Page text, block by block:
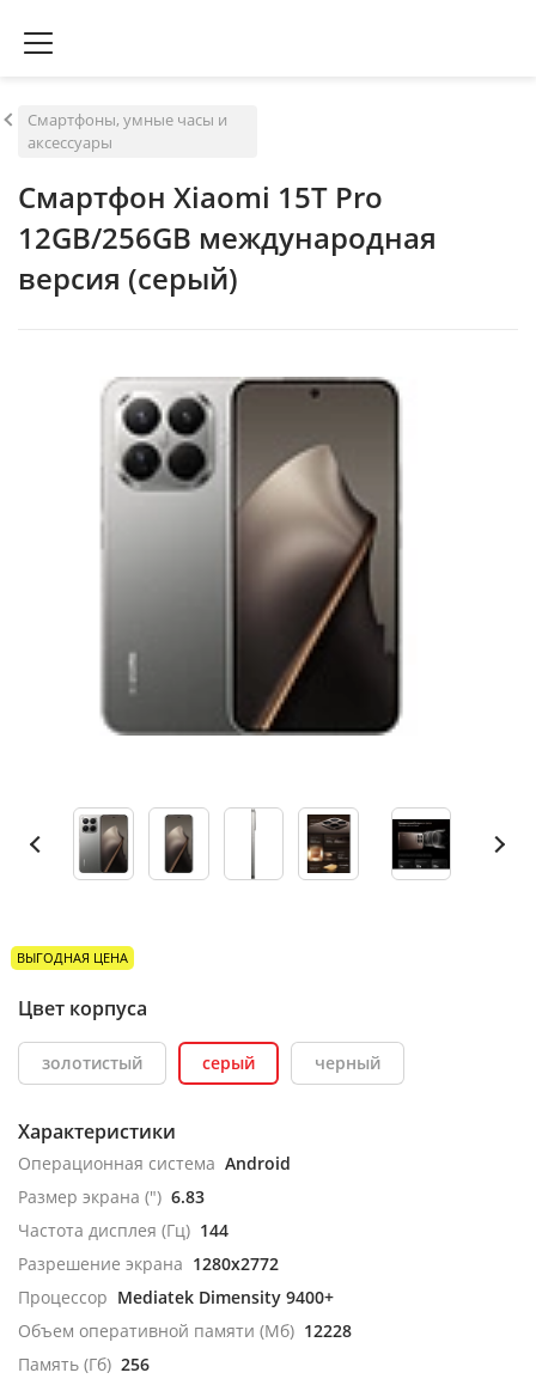
Смартфоны, умные часы и
аксессуары
Смартфон Xiaomi 15T Pro
12GB/256GB международная
версия (серый)
ВЫГОДНАЯ ЦЕНА
Цвет корпуса
золотистый серый черный
Характеристики
Операционная система Android
Размер экрана (") 6.83
Частота дисплея (Гц) 144
Разрешение экрана 1280x2772
Процессор Mediatek Dimensity 9400+
Объем оперативной памяти (Мб) 12228
Память (Гб) 256